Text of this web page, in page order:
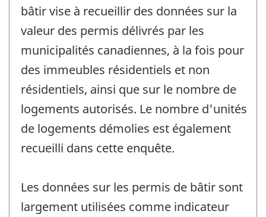
bâtir vise à recueillir des données sur la
valeur des permis délivrés par les
municipalités canadiennes, à la fois pour
des immeubles résidentiels et non
résidentiels, ainsi que sur le nombre de
logements autorisés. Le nombre d'unités
de logements démolies est également
recueilli dans cette enquête.
Les données sur les permis de bâtir sont
largement utilisées comme indicateur